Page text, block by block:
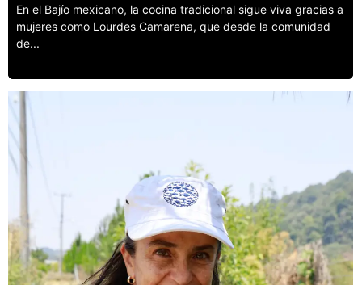
En el Bajío mexicano, la cocina tradicional sigue viva gracias a
mujeres como Lourdes Camarena, que desde la comunidad
de...